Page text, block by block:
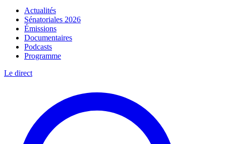
Actualités
Sénatoriales 2026
Émissions
Documentaires
Podcasts
Programme
Le direct